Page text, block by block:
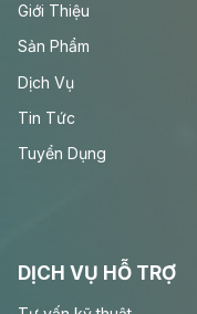
Giới Thiệu
Sản Phẩm
Dịch Vụ
Tin Tức
Tuyển Dụng
DỊCH VỤ HỖ TRỢ